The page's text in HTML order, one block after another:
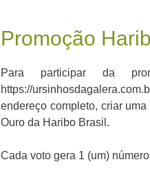
Promoção
Para participar da
https://
endereço completo, criar
Ouro da Haribo Brasil.
Cada voto gera 1 (um)